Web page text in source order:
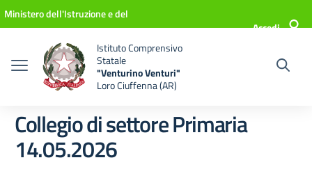
Vai ai contenuti
Vai al menu di navigazione
Vai al footer
Ministero dell'Istruzione e del
Accedi
Istituto Comprensivo
Statale
"Venturino Venturi"
Loro Ciuffenna (AR)
Collegio di settore Primaria
14.05.2026